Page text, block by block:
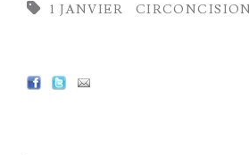
1 JANVIER
CIRCONCISION